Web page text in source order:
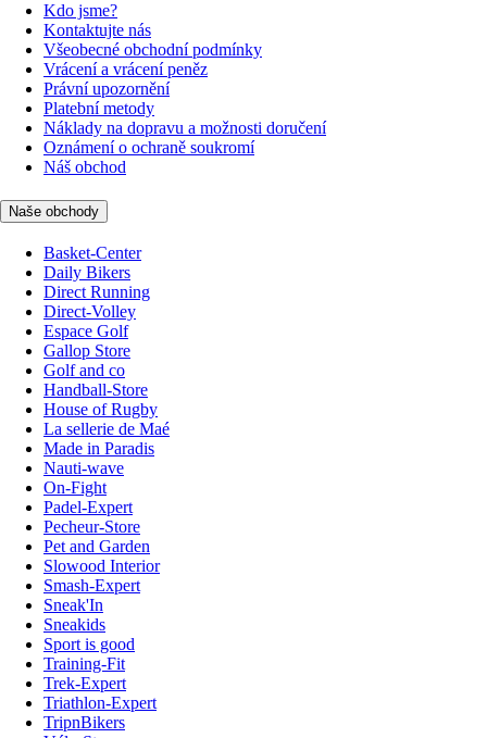
Kdo jsme?
Kontaktujte nás
Všeobecné obchodní podmínky
Vrácení a vrácení peněz
Právní upozornění
Platební metody
Náklady na dopravu a možnosti doručení
Oznámení o ochraně soukromí
Náš obchod
Naše obchody
Basket-Center
Daily Bikers
Direct Running
Direct-Volley
Espace Golf
Gallop Store
Golf and co
Handball-Store
House of Rugby
La sellerie de Maé
Made in Paradis
Nauti-wave
On-Fight
Padel-Expert
Pecheur-Store
Pet and Garden
Slowood Interior
Smash-Expert
Sneak'In
Sneakids
Sport is good
Training-Fit
Trek-Expert
Triathlon-Expert
TripnBikers